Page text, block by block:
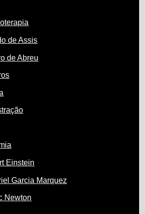
de Assis
de Abreu
Einstein
Garcia Marquez
Newton